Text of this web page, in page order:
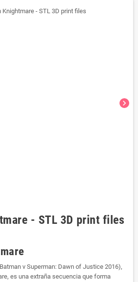
chevron_right
- STL 3D print files
v Superman: Dawn of Justice 2016),
es una extraña secuencia que forma